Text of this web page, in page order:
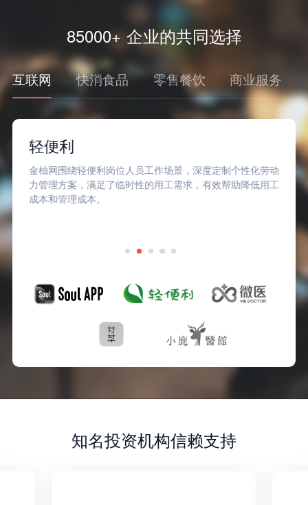
85000+ 企业的共同选择
互联网 快消食品 零售餐饮 商业服务
轻便利
金柚网围绕轻便利岗位人员工作场景，深度定制个性化劳动
力管理方案，满足了临时性的用工需求，有效帮助降低用工
成本和管理成本。
知名投资机构信赖支持